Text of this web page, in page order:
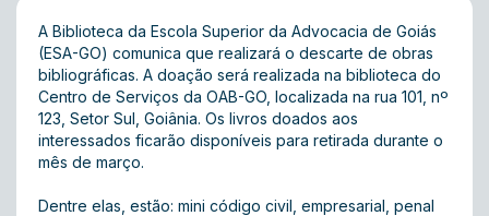
A Biblioteca da Escola Superior da Advocacia de Goiás
(ESA-GO) comunica que realizará o descarte de obras
bibliográficas. A doação será realizada na biblioteca do
Centro de Serviços da OAB-GO, localizada na rua 101, nº
123, Setor Sul, Goiânia. Os livros doados aos
interessados ficarão disponíveis para retirada durante o
mês de março.
Dentre elas, estão: mini código civil, empresarial, penal